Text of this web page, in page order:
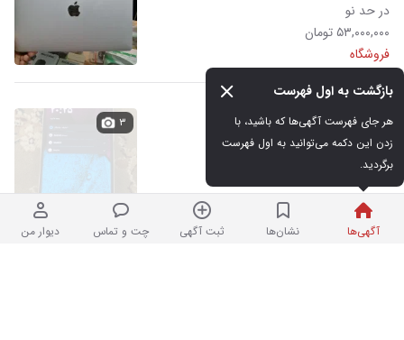
آگهی‌ها
بازگشت به اول فهرست
برگردید.
نشان‌ها ثبت آگهی چت و تماس دیوار من
در حد نو
۵۳,۰۰۰,۰۰۰ تومان
فروشگاه
گوشی وکالv1
در حد نو
۲۲,۰۰۰,۰۰۰ تومان
دیروز
۳